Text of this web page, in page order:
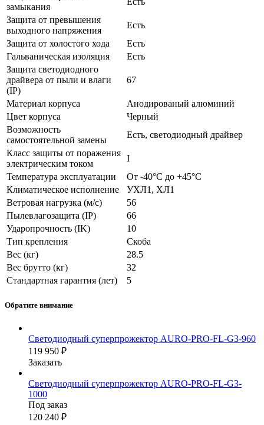
замыкания
Защита от превышения
выходного напряжения
Есть
Защита от холостого хода
Есть
Гальваническая изоляция
Есть
Защита светодиодного
драйвера от пыли и влаги
(IP)
67
Материал корпуса
Анодированый алюминий
Цвет корпуса
Черный
Возможность
самостоятельной замены
Есть, светодиодный драйвер
Класс защиты от поражения
электрическим током
I
Температура эксплуатации
От -40°С до +45°С
Климатическое исполнение
УХЛ1, ХЛ1
Ветровая нагрузка (м/с)
56
Пылевлагозащита (IP)
66
Ударопрочность (IK)
10
Тип крепления
Скоба
Вес (кг)
28.5
Вес брутто (кг)
32
Стандартная гарантия (лет)
5
Обратите внимание
Светодиодный суперпрожектор AURO-PRO-FL-G3-960
119 950 ₽
Заказать
Светодиодный суперпрожектор AURO-PRO-FL-G3-
1000
Под заказ
120 240 ₽